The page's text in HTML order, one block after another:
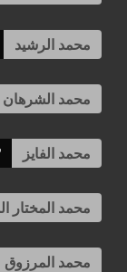
محمد الرشيد
محمد الشرهان
محمد الفايز
محمد المختار
محمد المرزوق